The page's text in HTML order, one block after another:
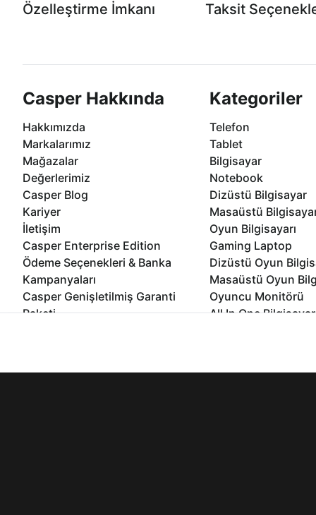
Özelleştirme İmkanı
Taksit
Casper Hakkında
Hakkımızda
Markalarımız
Mağazalar
Değerlerimiz
Casper Blog
Kariyer
İletişim
Casper Enterprise Edition
Ödeme Seçenekleri & Banka
Kampanyaları
Casper Genişletilmiş Garanti
Paketi
Kategoriler
Telefon
Tablet
Bilgisayar
Notebook
Dizüstü Bilgisayar
Masaüstü
Oyun Bilgisayarı
Gaming Laptop
Dizüstü Oyun
Masaüstü Oyun
Oyuncu Monitörü
All In One Bilgisayar